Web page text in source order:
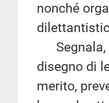
nonché
Segnala,
disegno di
merito,